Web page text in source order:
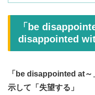
「be
disappointed
「be disappointed at～
示して「失望する」